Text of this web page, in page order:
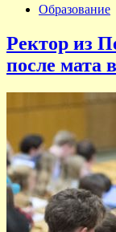
Образование
Ректор из
после мата